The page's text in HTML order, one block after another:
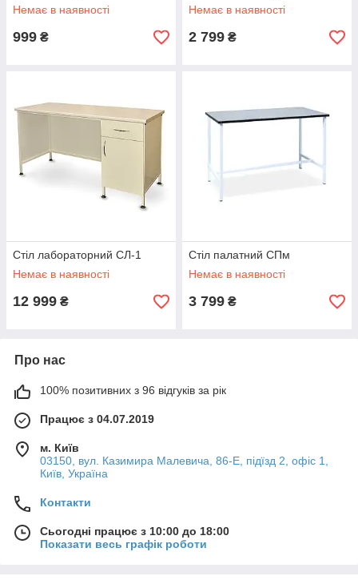
Немає в наявності
999 ₴
Немає в наявності
2 799 ₴
Стіл лабораторний СЛ-1
Немає в наявності
12 999 ₴
Стіл палатний СПм
Немає в наявності
3 799 ₴
Про нас
100% позитивних з 96 відгуків за рік
Працює з 04.07.2019
м. Київ
03150, вул. Казимира Малевича, 86-Е, підїзд 2, офіс 1,
Київ, Україна
Контакти
Сьогодні працює з 10:00 до 18:00
Показати весь графік роботи